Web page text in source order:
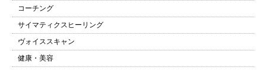
コーチング
サイマティクスヒーリング
ヴォイススキャン
健康・美容